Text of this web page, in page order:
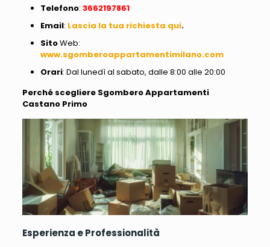
Telefono: 3662197861
Email: Lascia la tua richiesta qui.
SitoWeb:
www.sgomberoappartamentimilano.com
Orari: Dal lunedì al sabato, dalle 8:00 alle 20:00
Perché scegliere Sgombero Appartamenti
Castano Primo
Esperienza e Professionalità